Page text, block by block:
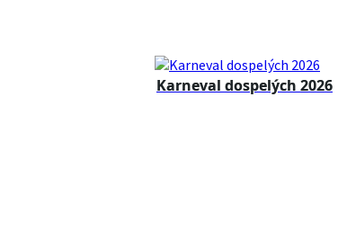
Karneval dospelých 2026